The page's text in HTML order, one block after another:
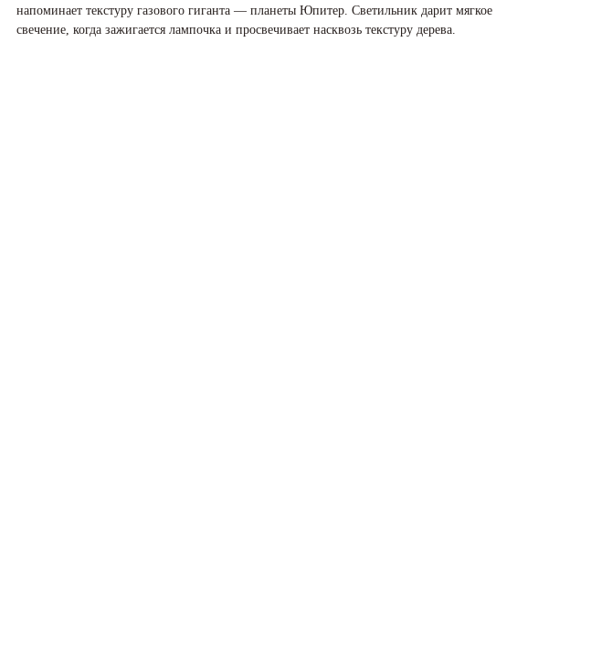
напоминает текстуру газового гиганта — планеты Юпитер. Светильник дарит мягкое
свечение, когда зажигается лампочка и просвечивает насквозь текстуру дерева.